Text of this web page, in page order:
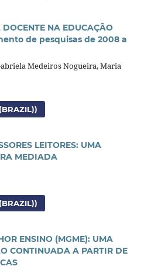
NA EDUCAÇÃO
de pesquisas de 2008 a
Medeiros Nogueira, Maria
LEITORES: UMA
MEDIADA
ENSINO (MGME): UMA
CONTINUADA A PARTIR DE